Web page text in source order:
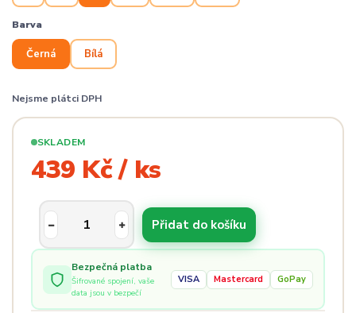
Barva
Černá Bílá
Nejsme plátci DPH
SKLADEM
439 Kč / ks
Přidat do košíku
Bezpečná platba
Šifrované spojení, vaše
data jsou v bezpečí
VISA Mastercard GoPay